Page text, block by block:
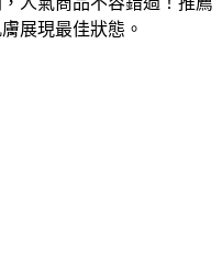
展現最佳狀態。